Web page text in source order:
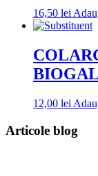
16,50 lei
12,00 lei
Articole blog